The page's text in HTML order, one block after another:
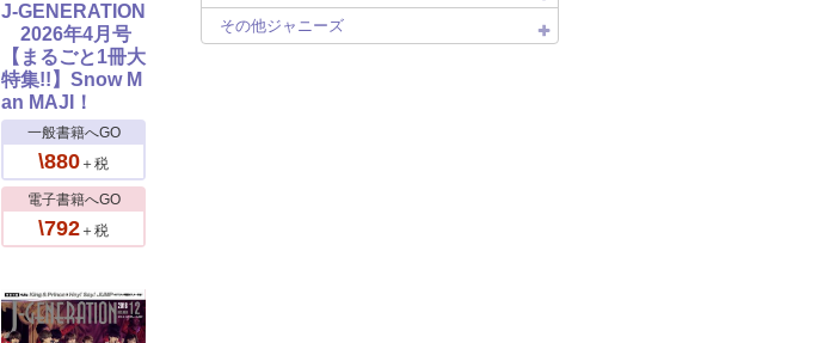
J-GENERATION
2026年4月号
【まるごと1冊大
特集!!】Snow M
an MAJI！
一般書籍へGO
\880 ＋税
電子書籍へGO
\792 ＋税
その他ジャニーズ